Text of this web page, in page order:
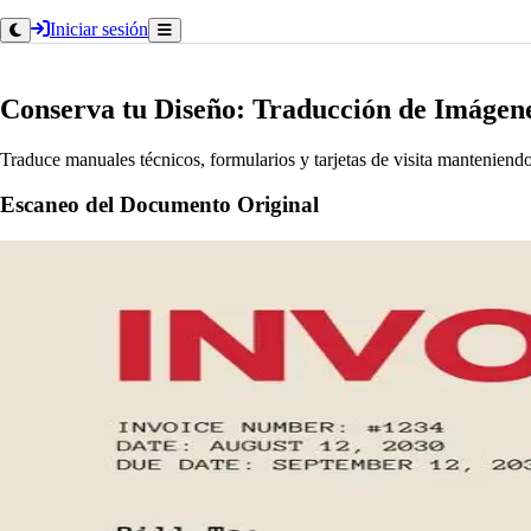
Iniciar sesión
Conserva tu Diseño: Traducción de
Traduce manuales técnicos, formularios y tarjetas de visita
Escaneo del Documento Original